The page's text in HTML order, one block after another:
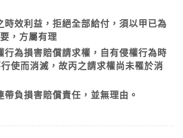
時效利益，拒絕全部給付，須以甲已為
，方屬有理
行為損害賠償請求權，自有侵權行為時
使而消滅，故丙之請求權尚未罹於消
帶負損害賠償責任，並無理由。